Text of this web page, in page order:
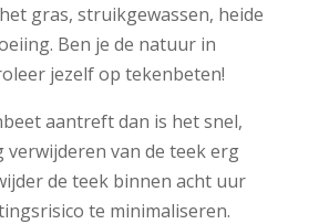
gras, struikgewassen, heide
Ben je de natuur in
jezelf op tekenbeten!
aantreft dan is het snel,
verwijderen van de teek erg
de teek binnen acht uur
te minimaliseren.